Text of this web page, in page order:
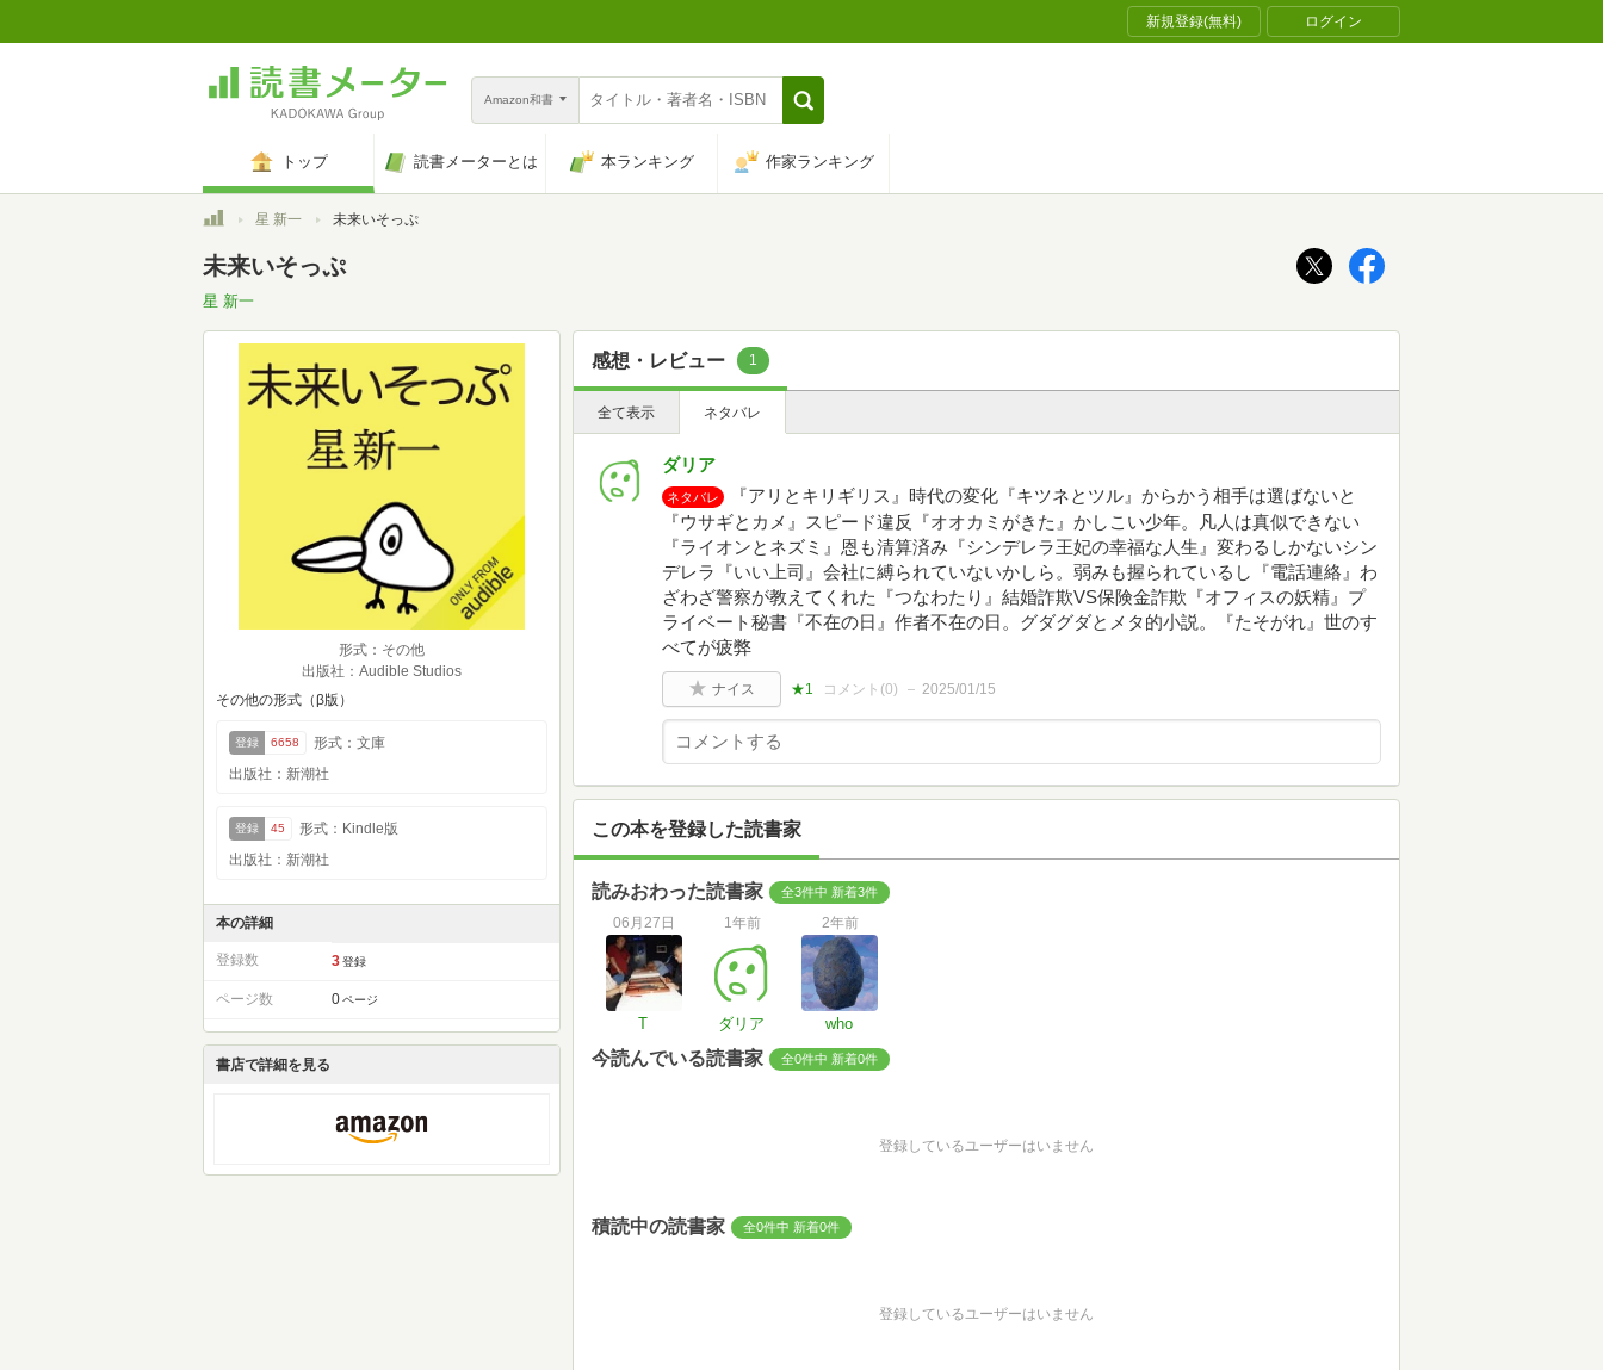
新規登録(無料) ログイン
Amazon和書
トップ 読書メーターとは 本ランキング 作家ランキング
トップ星 新一 未来いそっぷ
未来いそっぷ
星 新一
形式：その他
出版社：Audible Studios
その他の形式（β版）
登録 6658
形式：文庫
出版社：新潮社
登録 45
形式：Kindle版
出版社：新潮社
本の詳細
登録数 3 登録
ページ数 0 ページ
書店で詳細を見る
感想・レビュー 1
全て表示 ネタバレ
ダリア
ネタバレ
『アリとキリギリス』時代の変化『キツネとツル』からかう相手は選ばないと
『ウサギとカメ』スピード違反『オオカミがきた』かしこい少年。凡人は真似できない
『ライオンとネズミ』恩も清算済み『シンデレラ王妃の幸福な人生』変わるしかないシン
デレラ『いい上司』会社に縛られていないかしら。弱みも握られているし『電話連絡』わ
ざわざ警察が教えてくれた『つなわたり』結婚詐欺VS保険金詐欺『オフィスの妖精』プ
ライベート秘書『不在の日』作者不在の日。グダグダとメタ的小説。『たそがれ』世のす
べてが疲弊
ナイス ★1 コメント(0) 2025/01/15
この本を登録した読書家
読みおわった読書家 全3件中 新着3件
06月27日
T
1年前
ダリア
2年前
who
今読んでいる読書家 全0件中 新着0件
登録しているユーザーはいません
積読中の読書家 全0件中 新着0件
登録しているユーザーはいません